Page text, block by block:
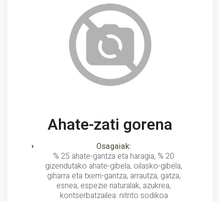
Ahate-zati gorena
Osagaiak:
% 25 ahate-gantza eta haragia, % 20
gizendutako ahate-gibela, oilasko-gibela,
giharra eta txerri-gantza, arrautza, gatza,
esnea, espezie naturalak, azukrea,
kontserbatzailea: nitrito sodikoa